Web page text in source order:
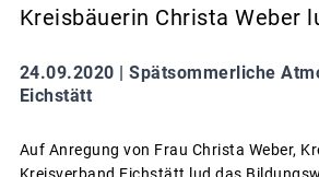
Kreisbäuerin Christa Weber
24.09.2020 | Spätsommerliche
Eichstätt
Auf Anregung von Frau Christa Weber,
Kreisverband Eichstätt lud das